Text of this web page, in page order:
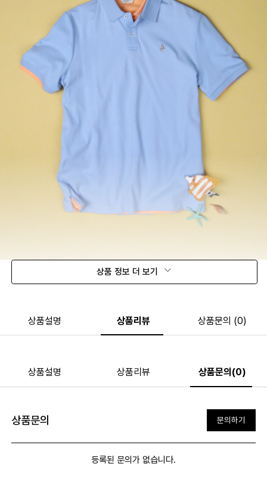
상품 정보 더 보기
상품설명 상품리뷰 상품문의 (0)
상품설명 상품리뷰 상품문의(0)
상품문의 문의하기
등록된 문의가 없습니다.